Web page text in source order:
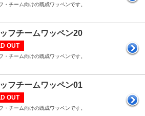
・チーム向けの既成ワッペンです。
フチームワッペン20
OUT
・チーム向けの既成ワッペンです。
フチームワッペン01
OUT
・チーム向けの既成ワッペンです。